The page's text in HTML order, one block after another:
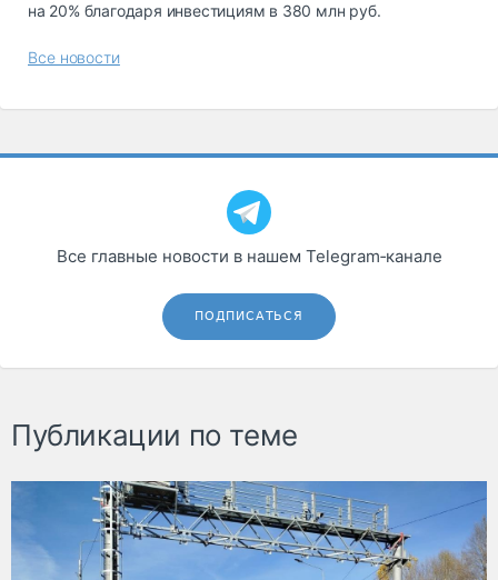
на 20% благодаря инвестициям в 380 млн руб.
Все новости
Все главные новости в нашем Telegram‑канале
ПОДПИСАТЬСЯ
Публикации по теме